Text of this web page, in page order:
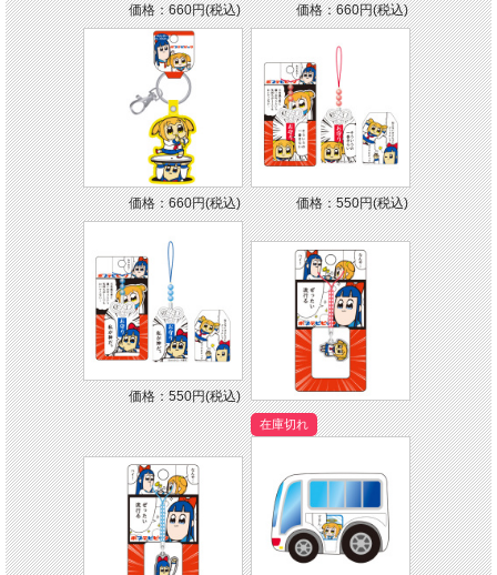
価格：660円(税込) 価格：660円(税込)
価格：660円(税込) 価格：550円(税込)
価格：550円(税込)
在庫切れ